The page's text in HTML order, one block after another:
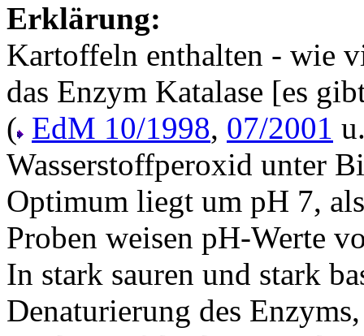
Erklärung:
Kartoffeln enthalten - wie
das Enzym Katalase [es
( EdM 10/1998, 07/2001
Wasserstoffperoxid unter
Optimum liegt um pH 7,
Proben weisen pH-Werte
In stark sauren und stark
Denaturierung des